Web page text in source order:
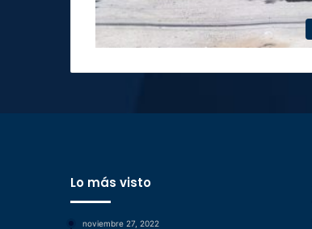
Lo más visto
noviembre 27, 2022